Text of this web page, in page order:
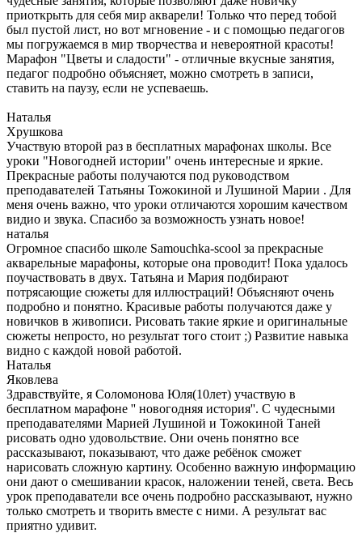
приоткрыть для себя мир акварели! Только что перед тобой
был пустой лист, но вот мгновение - и с помощью педагогов
мы погружаемся в мир творчества и невероятной красоты!
Марафон "Цветы и сладости" - отличные вкусные занятия,
педагог подробно объясняет, можно смотреть в записи,
ставить на паузу, если не успеваешь.
Наталья
Хрушкова
Участвую второй раз в бесплатных марафонах школы. Все
уроки "Новогодней истории" очень интересные и яркие.
Прекрасные работы получаются под руководством
преподавателей Татьяны Тожокиной и Лушиной Марии . Для
меня очень важно, что уроки отличаются хорошим качеством
видио и звука. Спасибо за возможность узнать новое!
наталья
Огромное спасибо школе Samouchka-scool за прекрасные
акварельные марафоны, которые она проводит! Пока удалось
поучаствовать в двух. Татьяна и Мария подбирают
потрясающие сюжеты для иллюстраций! Объясняют очень
подробно и понятно. Красивые работы получаются даже у
новичков в живописи. Рисовать такие яркие и оригинальные
сюжеты непросто, но результат того стоит ;) Развитие навыка
видно с каждой новой работой.
Наталья
Яковлева
Здравствуйте, я Соломонова Юля(10лет) участвую в
бесплатном марафоне '' новогодняя история''. С чудесными
преподавателями Марией Лушиной и Тожокиной Таней
рисовать одно удовольствие. Они очень понятно все
рассказывают, показывают, что даже ребёнок сможет
нарисовать сложную картину. Особенно важную информацию
они дают о смешивании красок, наложении теней, света. Весь
урок преподаватели все очень подробно рассказывают, нужно
только смотреть и творить вместе с ними. А результат вас
приятно удивит.